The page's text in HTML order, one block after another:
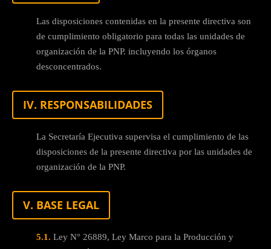
Las disposiciones contenidas en la presente directiva son
de cumplimiento obligatorio para todas las unidades de
organización de la PNP. incluyendo los órganos
desconcentrados.
IV. RESPONSABILIDADES
La Secretaría Ejecutiva supervisa el cumplimiento de las
disposiciones de la presente directiva por las unidades de
organización de la PNP.
V. BASE LEGAL
5.1. Ley N° 26889, Ley Marco para la Producción y